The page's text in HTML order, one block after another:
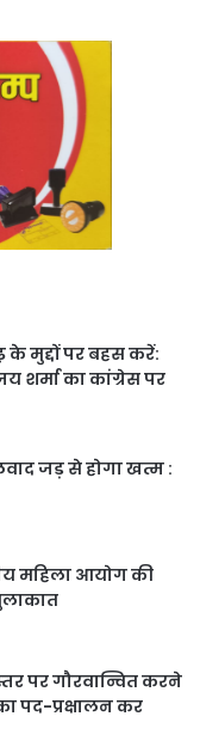
के मुद्दों पर बहस करें:
शर्मा का कांग्रेस पर
जड़ से होगा खत्म :
महिला आयोग की
पर गौरवान्वित करने
पद-प्रक्षालन कर